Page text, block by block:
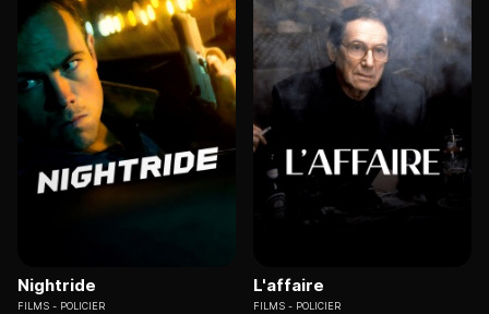
Nightride
FILMS POLICIER
L'affaire
FILMS POLICIER